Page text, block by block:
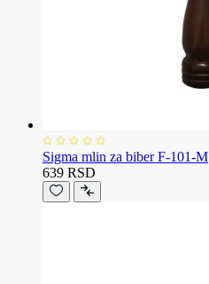
Sigma mlin za biber F-101-M
639 RSD